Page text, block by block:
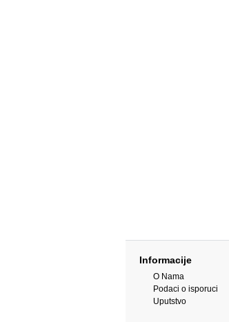
Informacije
O Nama
Podaci o isporuci
Uputstvo